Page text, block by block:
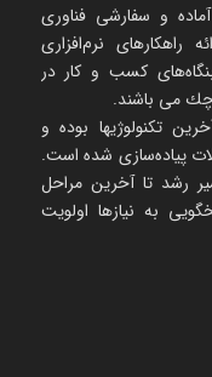
آماده و سفارشی فناوری
راهکارهای نرم‌‌افزاری
كسب و كار در
می‌ باشند.
تکنولوژیها بوده و
پیاده‌سازی شده است.
رشد تا آخرین مراحل
به نیازها اولویت